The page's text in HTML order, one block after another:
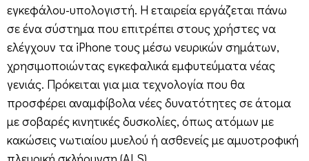
εγκεφάλου-υπολογιστή. Η εταιρεία εργάζεται πάνω
σε ένα σύστημα που επιτρέπει στους χρήστες να
ελέγχουν τα iPhone τους μέσω νευρικών σημάτων,
χρησιμοποιώντας εγκεφαλικά εμφυτεύματα νέας
γενιάς. Πρόκειται για μια τεχνολογία που θα
προσφέρει αναμφίβολα νέες δυνατότητες σε άτομα
με σοβαρές κινητικές δυσκολίες, όπως ατόμων με
κακώσεις νωτιαίου μυελού ή ασθενείς με αμυοτροφική